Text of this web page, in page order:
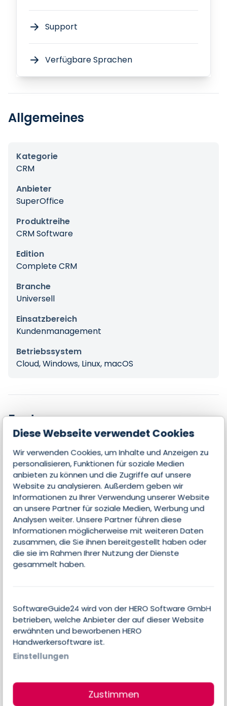
Diese Webseite verwendet Cookies
Wir verwenden Cookies, um Inhalte und Anzeigen zu
personalisieren, Funktionen für soziale Medien
anbieten zu können und die Zugriffe auf unsere
Website zu analysieren. Außerdem geben wir
Informationen zu Ihrer Verwendung unserer Website
an unsere Partner für soziale Medien, Werbung und
Analysen weiter. Unsere Partner führen diese
Informationen möglicherweise mit weiteren Daten
zusammen, die Sie ihnen bereitgestellt haben oder
die sie im Rahmen Ihrer Nutzung der Dienste
gesammelt haben.
SoftwareGuide24 wird von der HERO Software GmbH
betrieben, welche Anbieter der auf dieser Website
erwähnten und beworbenen HERO
Handwerkersoftware ist.
Einstellungen
Zustimmen
Support
Verfügbare Sprachen
Allgemeines
Kategorie
CRM
Anbieter
SuperOffice
Produktreihe
CRM Software
Edition
Complete CRM
Branche
Universell
Einsatzbereich
Kundenmanagement
Betriebssystem
Cloud, Windows, Linux, macOS
Features
Kontakte & Leads managen
Opportunities managen
Lead Scoring
Mobile Nutzung
Verträge verwalten
Rechnungen
Kollaboration